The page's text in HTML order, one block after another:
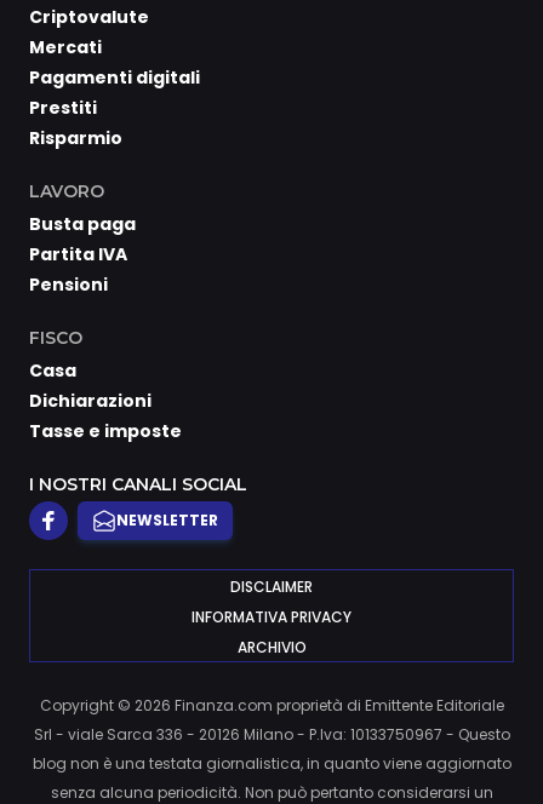
Criptovalute
Mercati
Pagamenti digitali
Prestiti
Risparmio
LAVORO
Busta paga
Partita IVA
Pensioni
FISCO
Casa
Dichiarazioni
Tasse e imposte
I NOSTRI CANALI SOCIAL
NEWSLETTER
DISCLAIMER
INFORMATIVA PRIVACY
ARCHIVIO
Copyright © 2026 Finanza.com proprietà di Emittente Editoriale
Srl - viale Sarca 336 - 20126 Milano - P.Iva: 10133750967 - Questo
blog non è una testata giornalistica, in quanto viene aggiornato
senza alcuna periodicità. Non può pertanto considerarsi un